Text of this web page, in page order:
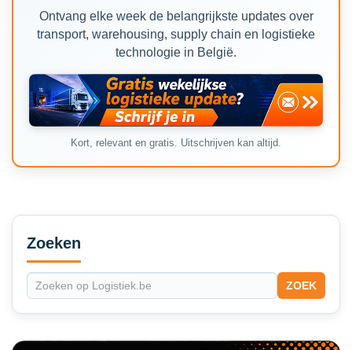
Ontvang elke week de belangrijkste updates over
transport, warehousing, supply chain en logistieke
technologie in België.
Kort, relevant en gratis. Uitschrijven kan altijd.
Secondary
Sidebar
Zoeken
ZOEK